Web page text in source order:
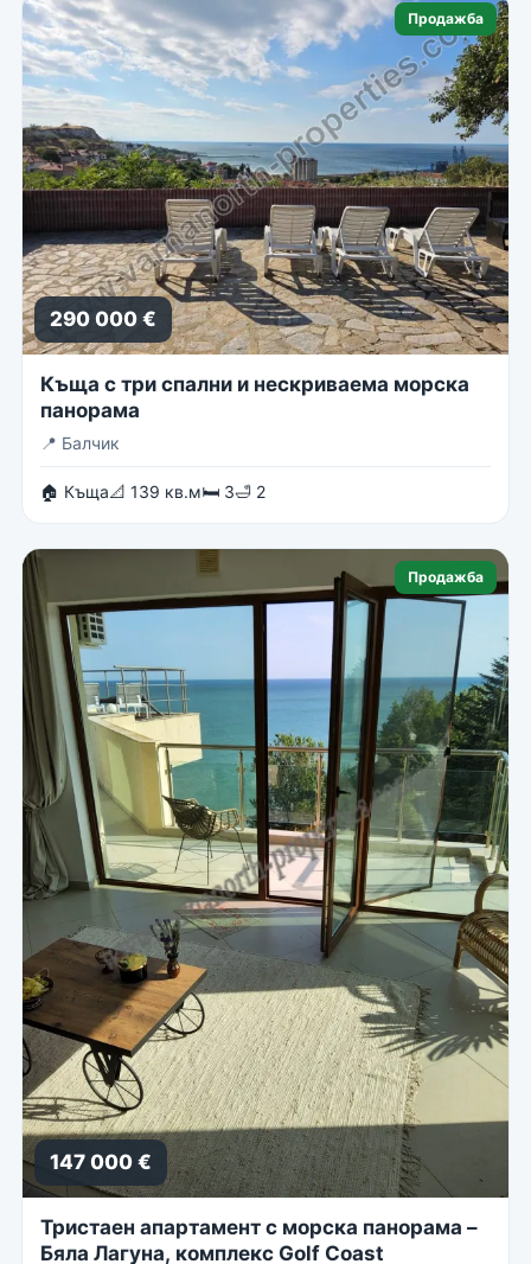
Продажба
290 000 €
Къща с три спални и нескриваема морска
панорама
📍 Балчик
🏠 Къща📐 139 кв.м🛏 3🛁 2
Продажба
147 000 €
Тристаен апартамент с морска панорама –
Бяла Лагуна, комплекс Golf Coast